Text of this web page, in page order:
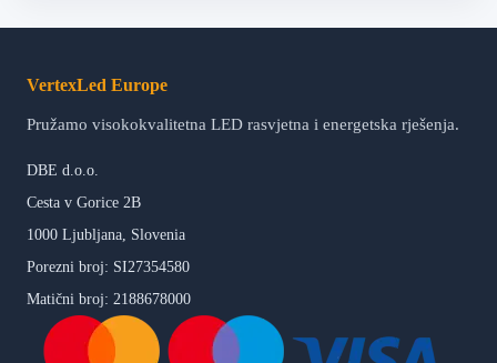
VertexLed Europe
Pružamo visokokvalitetna LED rasvjetna i energetska rješenja.
DBE d.o.o.
Cesta v Gorice 2B
1000 Ljubljana, Slovenia
Porezni broj: SI27354580
Matični broj: 2188678000